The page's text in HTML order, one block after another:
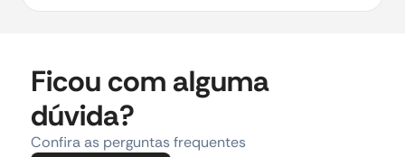
Ficou com alguma
dúvida?
Confira as perguntas frequentes